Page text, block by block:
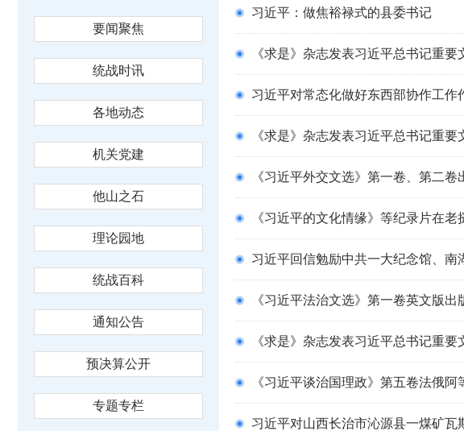
要闻聚焦
统战时讯
各地动态
机关党建
他山之石
理论园地
统战百科
通知公告
预决算公开
专题专栏
习近平：做焦裕禄式的县委书记
《求是》杂志发表习近平总书记重要
习近平对常态化做好东西部协作工作
《求是》杂志发表习近平总书记重
《习近平外交文选》第一卷、第二卷
《习近平的文化情缘》等纪录片在老
习近平回信勉励中共一大纪念馆、
《习近平法治文选》第一卷英文版出
《求是》杂志发表习近平总书记重要
《习近平谈治国理政》第五卷法俄
习近平对山西长治市沁源县一煤矿瓦